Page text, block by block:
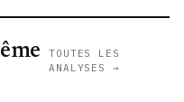
TOUTES LES
ANALYSES →